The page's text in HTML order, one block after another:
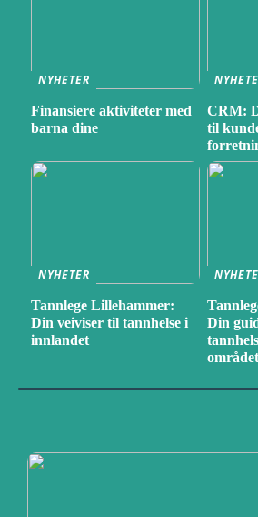
NYHETER
Finansiere aktiviteter med
barna dine
CRM:
til
NYHETER
Tannlege Lillehammer:
Din veiviser til tannhelse i
innlandet
Din
området